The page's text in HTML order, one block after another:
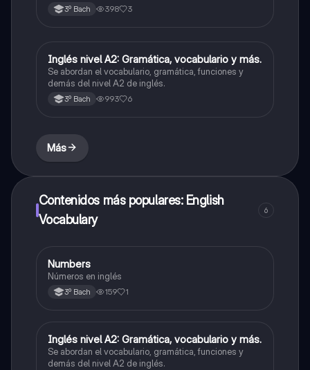
3º Bach 398 3
Inglés
Inglés nivel A2: Gramática, vocabulario y más.
Se abordan el vocabulario, gramática, funciones y
demás del nivel A2 de inglés.
3º Bach 993 6
Más
Contenidos más populares: English
Vocabulary
6
Inglés
Numbers
Números en inglés
3º Bach 159 1
Inglés
Inglés nivel A2: Gramática, vocabulario y más.
Se abordan el vocabulario, gramática, funciones y
demás del nivel A2 de inglés.